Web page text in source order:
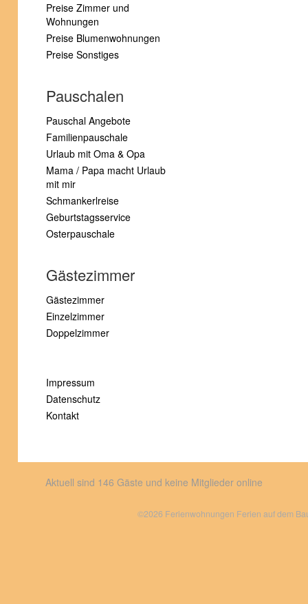
Preise Zimmer und
Wohnungen
Preise Blumenwohnungen
Preise Sonstiges
Pauschalen
Pauschal Angebote
Familienpauschale
Urlaub mit Oma & Opa
Mama / Papa macht Urlaub
mit mir
Schmankerlreise
Geburtstagsservice
Osterpauschale
Gästezimmer
Gästezimmer
Einzelzimmer
Doppelzimmer
Impressum
Datenschutz
Kontakt
Aktuell sind 146 Gäste und keine Mitglieder online
©2026 Ferienwohnungen Ferien auf dem